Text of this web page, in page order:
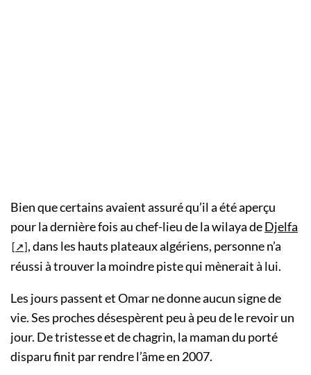
Bien que certains avaient assuré qu’il a été aperçu
pour la dernière fois au chef-lieu de la wilaya deDjelfa
, dans les hauts plateaux algériens, personne n’a
réussi à trouver la moindre piste qui mènerait à lui.
Les jours passent et Omar ne donne aucun signe de
vie. Ses proches désespèrent peu à peu de le revoir un
jour. De tristesse et de chagrin, la maman du porté
disparu finit par rendre l’âme en 2007.